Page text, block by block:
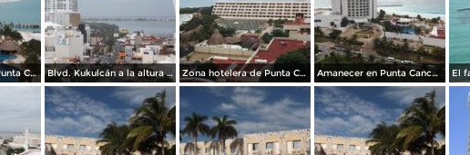
Zona hotelera de Punta Cancún. Noviembre/2013 Blvd. Kukulcán a la altura de Cancún Center. Noviembre/2013 Zona hotelera de Punta Cancún. Noviembre/2013 Amanecer en Punta Cancún. Noviembre/2013